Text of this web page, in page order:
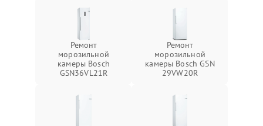
Ремонт
морозильной
камеры Bosch
GSN36VL21R
Ремонт
морозильной
камеры Bosch GSN
29VW20R